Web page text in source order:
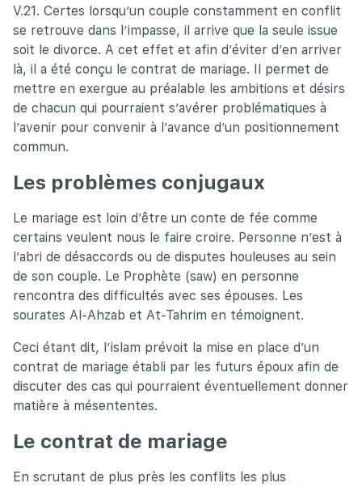
V.21. Certes lorsqu’un couple constamment en conflit
se retrouve dans l’impasse, il arrive que la seule issue
soit le divorce. A cet effet et afin d’éviter d’en arriver
là, il a été conçu le contrat de mariage. Il permet de
mettre en exergue au préalable les ambitions et désirs
de chacun qui pourraient s’avérer problématiques à
l’avenir pour convenir à l’avance d’un positionnement
commun.
Les problèmes conjugaux
Le mariage est loin d’être un conte de fée comme
certains veulent nous le faire croire. Personne n’est à
l’abri de désaccords ou de disputes houleuses au sein
de son couple. Le Prophète (saw) en personne
rencontra des difficultés avec ses épouses. Les
sourates Al-Ahzab et At-Tahrim en témoignent.
Ceci étant dit, l’islam prévoit la mise en place d’un
contrat de mariage établi par les futurs époux afin de
discuter des cas qui pourraient éventuellement donner
matière à mésententes.
Le contrat de mariage
En scrutant de plus près les conflits les plus